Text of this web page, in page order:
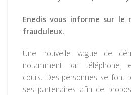
Enedis vous informe sur le
frauduleux.
Une nouvelle vague de
notamment par téléphone,
cours. Des personnes se font
ses partenaires afin de